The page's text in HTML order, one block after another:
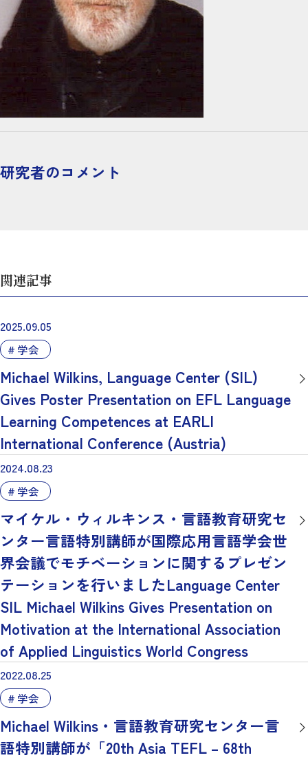
研究者のコメント
関連記事
2025.09.05
学会
Michael Wilkins, Language Center (SIL)
Gives Poster Presentation on EFL Language
Learning Competences at EARLI
International Conference (Austria)
2024.08.23
学会
マイケル・ウィルキンス・言語教育研究セ
ンター言語特別講師が国際応用言語学会世
界会議でモチベーションに関するプレゼン
テーションを行いましたLanguage Center
SIL Michael Wilkins Gives Presentation on
Motivation at the International Association
of Applied Linguistics World Congress
2022.08.25
学会
Michael Wilkins・言語教育研究センター言
語特別講師が「20th Asia TEFL – 68th